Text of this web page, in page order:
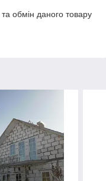
обмін даного товару